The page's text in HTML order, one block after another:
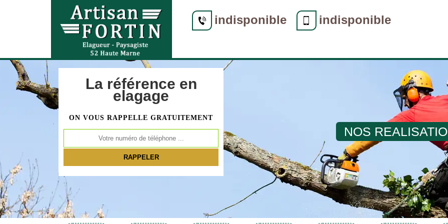
indisponible indisponible
La référence en
elagage
ON VOUS RAPPELLE GRATUITEMENT
NOS